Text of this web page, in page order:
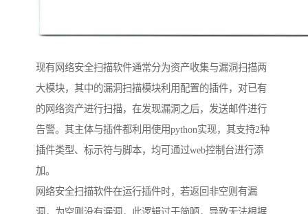
现有网络安全扫描软件通常分为资产收集与漏洞扫描两
大模块，其中的漏洞扫描模块利用配置的插件，对已有
的网络资产进行扫描，在发现漏洞之后，发送邮件进行
告警。其主体与插件都利用使用python实现，其支持2种
插件类型、标示符与脚本，均可通过web控制台进行添
加。
网络安全扫描软件在运行插件时，若返回非空则有漏
洞，为空则没有漏洞，此逻辑过于简陋，导致无法根据